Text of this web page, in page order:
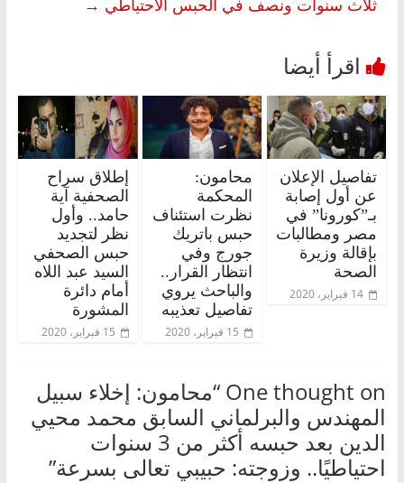
ثلاث سنوات ونصف في الحبس الاحتياطي →
تفاصيل الإعلان
عن أول إصابة
بـ”كورونا” في
مصر ومطالبات
بإقالة وزيرة
الصحة
14 فبراير، 2020
محامون:
المحكمة
نظرت استئناف
حبس باتريك
جورج وفي
انتظار القرار..
والباحث يروي
تفاصيل تعذيبه
15 فبراير، 2020
إطلاق سراح
الصحفية آية
حامد.. وأول
نظر لتجديد
حبس الصحفي
السيد عبد اللاه
أمام دائرة
المشورة
15 فبراير، 2020
One thought on “ محامون: إخلاء سبيل
المهندس والبرلماني السابق محمد محيي
الدين بعد حبسه أكثر من 3 سنوات
احتياطيًا.. وزوجته: حبيبي تعالى بسرعة”